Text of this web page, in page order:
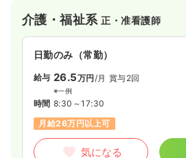
介護・福祉系正・准看護師
日勤のみ（常勤）
給与 26.5万円 /月 賞与2回
※一例
時間 8:30～17:30
月給26万円以上可
気になる